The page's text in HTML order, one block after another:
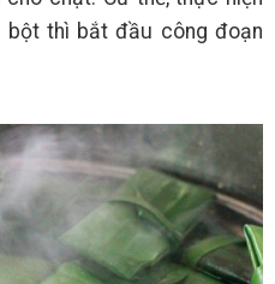
bột thì bắt đầu công đoạn